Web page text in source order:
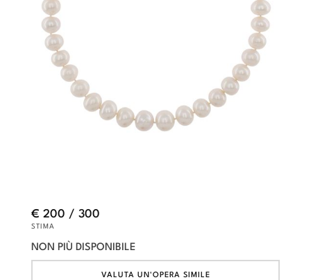
€ 200 / 300
STIMA
NON PIÙ DISPONIBILE
VALUTA UN'OPERA SIMILE